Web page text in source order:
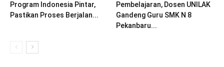
Program Indonesia Pintar,
Pastikan Proses Berjalan...
Pembelajaran, Dosen UNILAK
Gandeng Guru SMK N 8
Pekanbaru...